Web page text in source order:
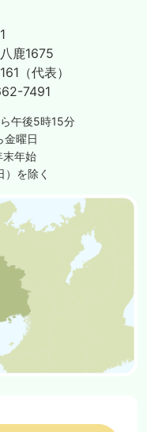
鹿1675
（代表）
7491
午後5時15分
金曜日
末年始
）を除く